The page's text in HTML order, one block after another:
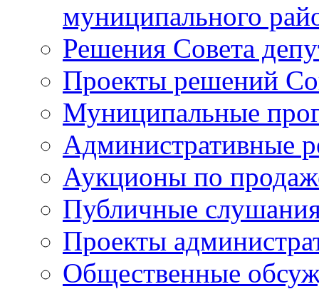
муниципального
Решения Совета
Проекты решений
Муниципальные
Административные
Аукционы по
Публичные
Проекты
Общественные